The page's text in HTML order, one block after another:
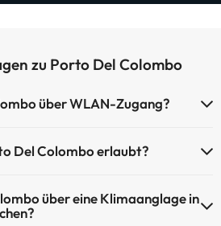
zu Porto Del Colombo
über WLAN-Zugang?
Del Colombo erlaubt?
über eine Klimaanglage in